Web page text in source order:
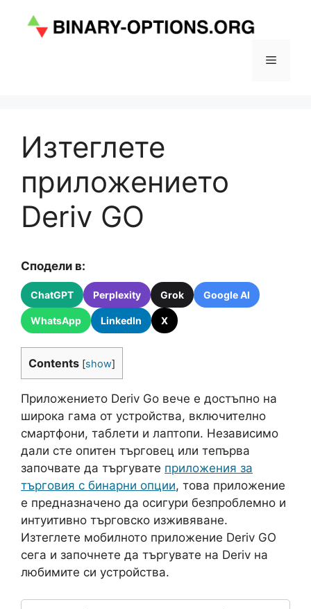
съдържанието
Меню
Изтеглете
приложението
Deriv GO
Сподели в:
ChatGPT Perplexity Grok Google AI
WhatsApp LinkedIn X
Contents [show]
Приложението Deriv Go вече е достъпно на
широка гама от устройства, включително
смартфони, таблети и лаптопи. Независимо
дали сте опитен търговец или тепърва
започвате да търгувате приложения за
търговия с бинарни опции, това приложение
е предназначено да осигури безпроблемно и
интуитивно търговско изживяване.
Изтеглете мобилното приложение Deriv GO
сега и започнете да търгувате на Deriv на
любимите си устройства.